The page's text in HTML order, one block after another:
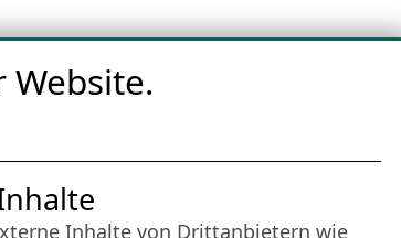
Website.
Inhalte von Drittanbietern wie